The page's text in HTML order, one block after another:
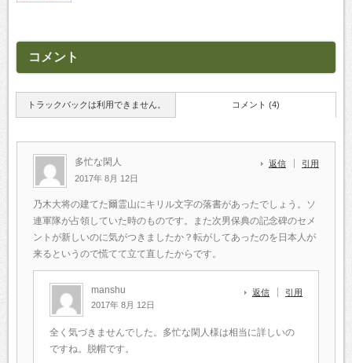
コメント
トラックバックは利用できません。 コメント (4)
多忙な閑人
2017年 8月 12日
返信 引用
乃木大将の建てた爾霊山にキリル文字の落書があったでしょう。ソ
連軍隊が占領していた時のものです。また次男保典の記念碑のセメ
ントが新しいのに気がつきましたか？転がしてあったのを日本人が
来るというので慌てて立て直したからです。
manshu
2017年 8月 12日
返信 引用
全く気づきませんでした。多忙な閑人様は相当に詳しいの
ですね。脱帽です。